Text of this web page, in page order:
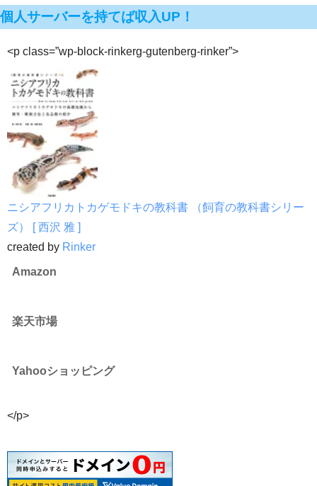
個人サーバーを持てば収入UP！
<p class=”wp-block-rinkerg-gutenberg-rinker”>
ニシアフリカトカゲモドキの教科書 （飼育の教科書シリー
ズ） [ 西沢 雅 ]
created by Rinker
Amazon
楽天市場
Yahooショッピング
</p>